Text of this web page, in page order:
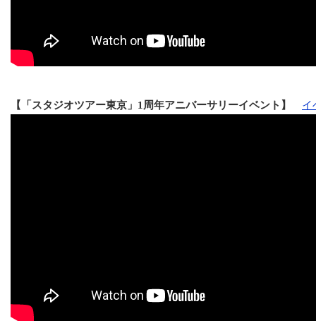
【「スタジオツアー東京」1周年アニバーサリーイベント】 イ